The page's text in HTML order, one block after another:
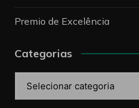
Premio de Excelência
Categorias